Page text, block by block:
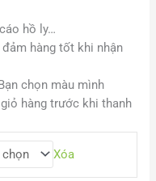
hồ ly…
hàng tốt khi nhận
chọn màu mình
hàng trước khi thanh
Xóa